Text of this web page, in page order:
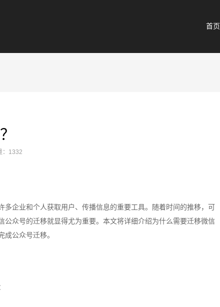
首页
：1332
企业和个人获取用户、传播信息的重要工具。随着时间的推移，可
众号的迁移就显得尤为重要。本文将详细介绍为什么需要迁移微信
公众号迁移。